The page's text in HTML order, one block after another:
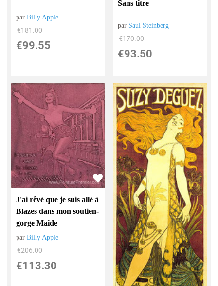
parBilly Apple
€181.00
€99.55
Sans titre
par Saul Steinberg
€170.00
€93.50
J'ai rêvé que je suis allé à
Blazes dans mon soutien-
gorge Maide
parBilly Apple
€206.00
€113.30